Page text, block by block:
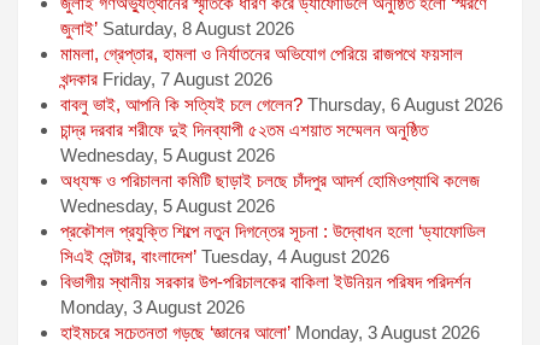
জুলাই’ Saturday, 8 August 2026
মামলা, গ্রেপ্তার, হামলা ও নির্যাতনের অভিযোগ পেরিয়ে রাজপথে ফয়সাল
খন্দকার Friday, 7 August 2026
বাবলু ভাই, আপনি কি সত্যিই চলে গেলেন? Thursday, 6 August 2026
চান্দ্র দরবার শরীফে দুই দিনব্যাপী ৫২তম এশয়াত সম্মেলন অনুষ্ঠিত
Wednesday, 5 August 2026
অধ্যক্ষ ও পরিচালনা কমিটি ছাড়াই চলছে চাঁদপুর আদর্শ হোমিওপ্যাথি কলেজ
Wednesday, 5 August 2026
প্রকৌশল প্রযুক্তি শিল্পে নতুন দিগন্তের সূচনা : উদ্বোধন হলো ‘ড্যাফোডিল
সিএই সেন্টার, বাংলাদেশ’ Tuesday, 4 August 2026
বিভাগীয় স্থানীয় সরকার উপ-পরিচালকের বাকিলা ইউনিয়ন পরিষদ পরিদর্শন
Monday, 3 August 2026
হাইমচরে সচেতনতা গড়ছে ‘জ্ঞানের আলো’ Monday, 3 August 2026